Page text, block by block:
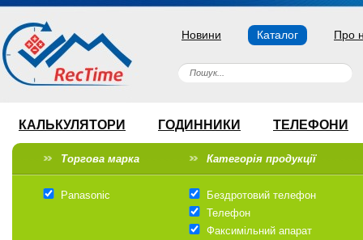
Новини Каталог Про
КАЛЬКУЛЯТОРИ ГОДИННИКИ ТЕЛЕФОНИ
Торгова марка Категорія продукції
Panasonic
Бездротовий телефон
Телефон
Факсимільний апарат